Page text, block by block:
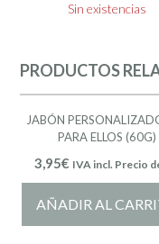
Sin existencias
PRODUCTOS
JABÓN
PARA ELLOS (60G)
3,95€ IVA incl. Precio
AÑADIR AL